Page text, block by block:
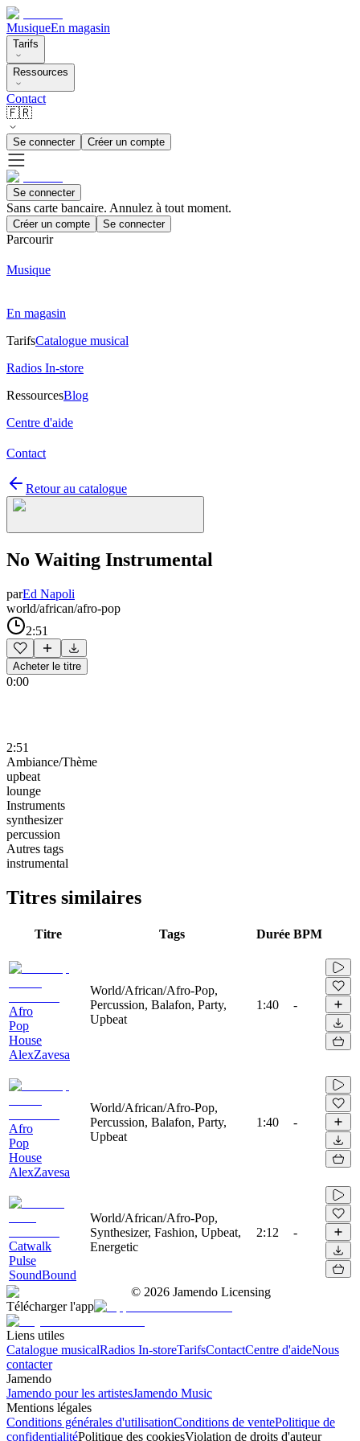
MusiqueEn magasin
Tarifs
Ressources
Contact
🇫🇷
Se connecter Créer un compte
Se connecter
Sans carte bancaire. Annulez à tout moment.
Créer un compte Se connecter
Parcourir
Musique
En magasin
TarifsCatalogue musical
Radios In-store
RessourcesBlog
Centre d'aide
Contact
Retour au catalogue
No Waiting Instrumental
parEd Napoli
world/african/afro-pop
2:51
Acheter le titre
0:00
2:51
Ambiance/Thème
upbeat
lounge
Instruments
synthesizer
percussion
Autres tags
instrumental
Titres similaires
Titre Tags Durée BPM
Afro
Pop
House
AlexZavesa
World/African/Afro-Pop,
Percussion, Balafon, Party,
Upbeat
1:40 -
Afro
Pop
House
AlexZavesa
World/African/Afro-Pop,
Percussion, Balafon, Party,
Upbeat
1:40 -
Catwalk
Pulse
SoundBound
World/African/Afro-Pop,
Synthesizer, Fashion, Upbeat,
Energetic
2:12 -
© 2026 Jamendo Licensing
Télécharger l'app
Liens utiles
Catalogue musicalRadios In-storeTarifsContactCentre d'aideNous
contacter
Jamendo
Jamendo pour les artistesJamendo Music
Mentions légales
Conditions générales d'utilisationConditions de ventePolitique de
confidentialitéPolitique des cookiesViolation de droits d'auteur